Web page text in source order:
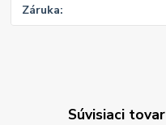
Záruka
Súvisiaci tovar